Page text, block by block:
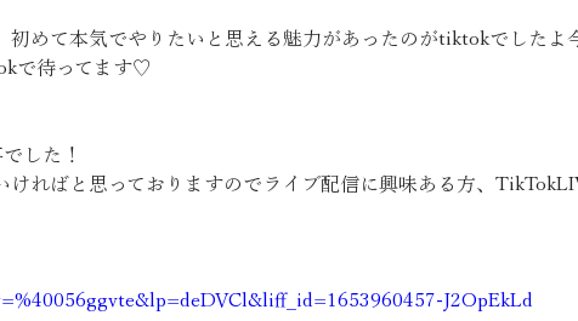
めて本気でやりたいと思える魅力があったのがtiktokでしたよ
で待ってます♡
した！
ればと思っておりますのでライブ配信に興味ある方、
J2OpEkLd